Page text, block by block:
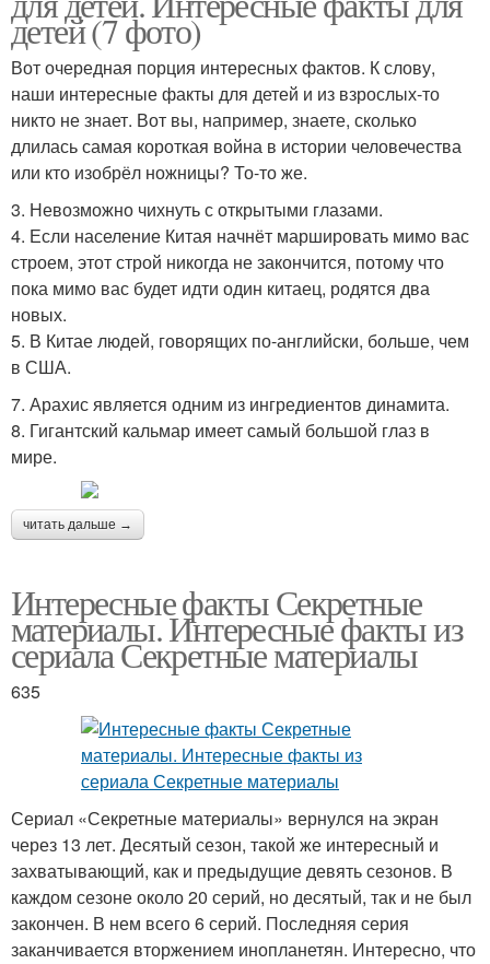
детей (7 фото)
Вот очередная порция интересных фактов. К слову,
наши интересные факты для детей и из взрослых-то
никто не знает. Вот вы, например, знаете, сколько
длилась самая короткая война в истории человечества
или кто изобрёл ножницы? То-то же.
3. Невозможно чихнуть с открытыми глазами.
4. Если население Китая начнёт маршировать мимо вас
строем, этот строй никогда не закончится, потому что
пока мимо вас будет идти один китаец, родятся два
новых.
5. В Китае людей, говорящих по-английски, больше, чем
в США.
7. Арахис является одним из ингредиентов динамита.
8. Гигантский кальмар имеет самый большой глаз в
мире.
читать дальше →
Интересные факты Секретные
материалы. Интересные факты из
сериала Секретные материалы
635
Сериал «Секретные материалы» вернулся на экран
через 13 лет. Десятый сезон, такой же интересный и
захватывающий, как и предыдущие девять сезонов. В
каждом сезоне около 20 серий, но десятый, так и не был
закончен. В нем всего 6 серий. Последняя серия
заканчивается вторжением инопланетян. Интересно, что